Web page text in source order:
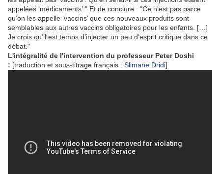
appelées ‘médicaments’." Et de conclure : "Ce n’est pas parce
qu’on les appelle ‘vaccins’ que ces nouveaux produits sont
semblables aux autres vaccins obligatoires pour les enfants. […]
Je crois qu’il est temps d’injecter un peu d’esprit critique dans ce
débat."
L'intégralité de l'intervention du professeur Peter Doshi
: [traduction et sous-titrage français : Slimane Dridi]